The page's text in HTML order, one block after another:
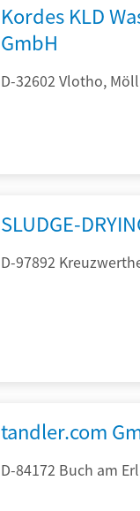
Kordes KLD
GmbH
D-32602 Vlotho,
SLUDGE-
D-97892
tandler.com
D-84172 Buch am